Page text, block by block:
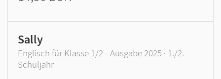
Sally
Englisch für Klasse 1/2 - Ausgabe 2025 · 1./2.
Schuljahr